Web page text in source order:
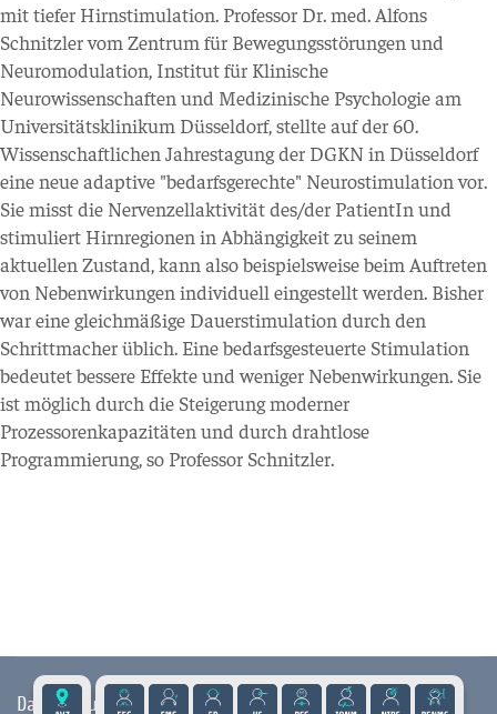
mit tiefer Hirnstimulation. Professor Dr. med. Alfons
Schnitzler vom Zentrum für Bewegungsstörungen und
Neuromodulation, Institut für Klinische
Neurowissenschaften und Medizinische Psychologie am
Universitätsklinikum Düsseldorf, stellte auf der 60.
Wissenschaftlichen Jahrestagung der DGKN in Düsseldorf
eine neue adaptive "bedarfsgerechte" Neurostimulation vor.
Sie misst die Nervenzellaktivität des/der PatientIn und
stimuliert Hirnregionen in Abhängigkeit zu seinem
aktuellen Zustand, kann also beispielsweise beim Auftreten
von Nebenwirkungen individuell eingestellt werden. Bisher
war eine gleichmäßige Dauerstimulation durch den
Schrittmacher üblich. Eine bedarfsgesteuerte Stimulation
bedeutet bessere Effekte und weniger Nebenwirkungen. Sie
ist möglich durch die Steigerung moderner
Prozessorenkapazitäten und durch drahtlose
Programmierung, so Professor Schnitzler.
Datenschutz |Impressum| Kontakt | Presse